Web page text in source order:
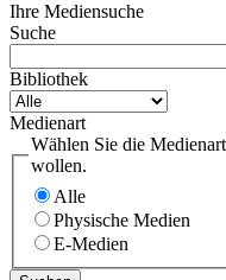
Ihre Mediensuche
Suche
Bibliothek
Medienart
Wählen Sie die
wollen.
Alle
Physische Medien
E-Medien